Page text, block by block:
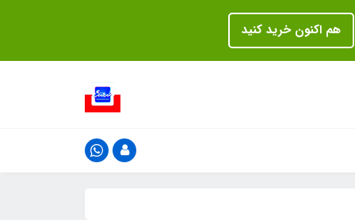
هم اکنون خرید کنید